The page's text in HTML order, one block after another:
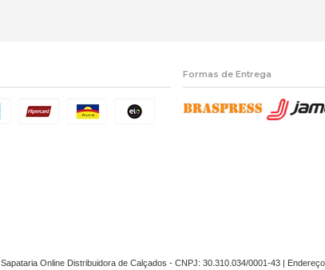
Formas de Entrega
Sapataria Online Distribuidora de Calçados - CNPJ: 30.310.034/0001-43 |